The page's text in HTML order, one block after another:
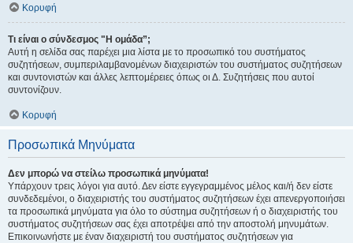
Κορυφή
Τι είναι ο σύνδεσμος "Η ομάδα”;
Αυτή η σελίδα σας παρέχει μια λίστα με το προσωπικό του συστήματος
συζητήσεων, συμπεριλαμβανομένων διαχειριστών του συστήματος συζητήσεων
και συντονιστών και άλλες λεπτομέρειες όπως οι Δ. Συζητήσεις που αυτοί
συντονίζουν.
Κορυφή
Προσωπικά Μηνύματα
Δεν μπορώ να στείλω προσωπικά μηνύματα!
Υπάρχουν τρεις λόγοι για αυτό. Δεν είστε εγγεγραμμένος μέλος και/ή δεν είστε
συνδεδεμένοι, ο διαχειριστής του συστήματος συζητήσεων έχει απενεργοποιήσει
τα προσωπικά μηνύματα για όλο το σύστημα συζητήσεων ή ο διαχειριστής του
συστήματος συζητήσεων σας έχει αποτρέψει από την αποστολή μηνυμάτων.
Επικοινωνήστε με έναν διαχειριστή του συστήματος συζητήσεων για